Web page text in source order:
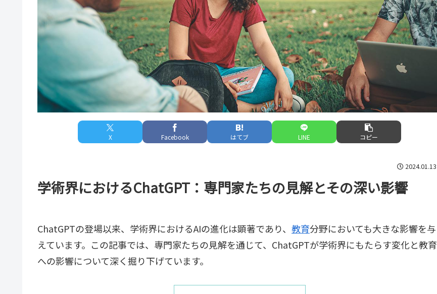
X Facebook はてブ LINE コピー
2024.01.13
学術界におけるChatGPT：専門家たちの見解とその深い影響
ChatGPTの登場以来、学術界におけるAIの進化は顕著であり、 教育分野においても大きな影響を与
えています。この記事では、専門家たちの見解を通じて、ChatGPTが学術界にもたらす変化と教育
への影響について深く掘り下げています。